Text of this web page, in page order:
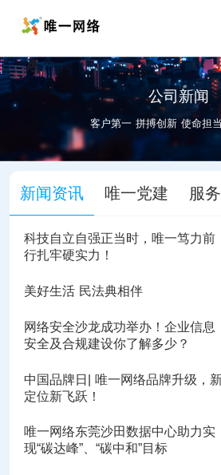
公司新闻
客户第一 拼搏创新 使命担
新闻资讯 唯一党建 服
科技自立自强正当时，唯一笃力前
行扎牢硬实力！
美好生活 民法典相伴
网络安全沙龙成功举办！企业信息
安全及合规建设你了解多少？
中国品牌日| 唯一网络品牌升级，
定位新飞跃！
唯一网络东莞沙田数据中心助力实
现“碳达峰”、“碳中和”目标